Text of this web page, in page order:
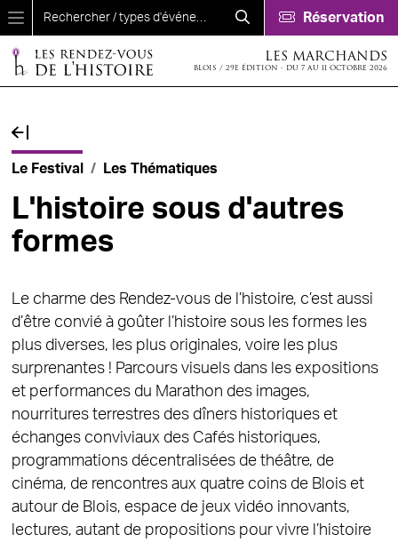
Aller au contenu principal
Réservation
LES MARCHANDS
BLOIS / 29E ÉDITION - DU 7 AU 11 OCTOBRE 2026
Fil d'Ariane
Le Festival Les Thématiques
L'histoire sous d'autres
formes
Le charme des Rendez-vous de l’histoire, c’est aussi
d’être convié à goûter l’histoire sous les formes les
plus diverses, les plus originales, voire les plus
surprenantes ! Parcours visuels dans les expositions
et performances du Marathon des images,
nourritures terrestres des dîners historiques et
échanges conviviaux des Cafés historiques,
programmations décentralisées de théâtre, de
cinéma, de rencontres aux quatre coins de Blois et
autour de Blois, espace de jeux vidéo innovants,
lectures, autant de propositions pour vivre l’histoire